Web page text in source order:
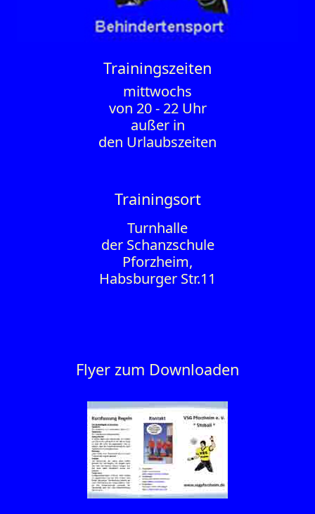
Trainings­zeiten
mittwochs
von 20 - 22 Uhr
außer in
den Urlaubszeiten
Trainingsort
Turnhalle
der Schanzschule
Pforzheim,
Habsburger Str.11
Flyer zum Downloaden